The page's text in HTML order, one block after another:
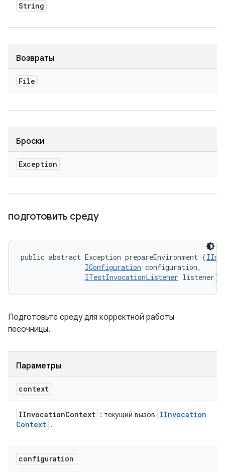
String
Возвраты
File
Броски
Exception
подготовить среду
public abstract Exception prepareEnvironment (
IConfiguration configuration,
ITestInvocationListener listener)
Подготовьте среду для корректной работы
песочницы.
Параметры
context
IInvocationContext : текущий вызов
IInvocation
Context .
configuration